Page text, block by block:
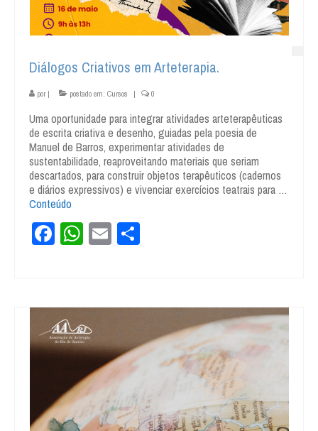
Diálogos Criativos em Arteterapia.
por | postado em: Cursos | 0
Uma oportunidade para integrar atividades arteterapêuticas
de escrita criativa e desenho, guiadas pela poesia de
Manuel de Barros, experimentar atividades de
sustentabilidade, reaproveitando materiais que seriam
descartados, para construir objetos terapêuticos (cadernos
e diários expressivos) e vivenciar exercícios teatrais para …
Conteúdo
Facebook
WhatsApp
Email